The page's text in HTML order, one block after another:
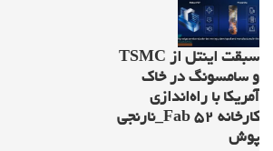
سبقت اینتل از TSMC
و سامسونگ در خاک
آمریکا با راه‌اندازی
کارخانه Fab ۵۲_نارنجی
پوش